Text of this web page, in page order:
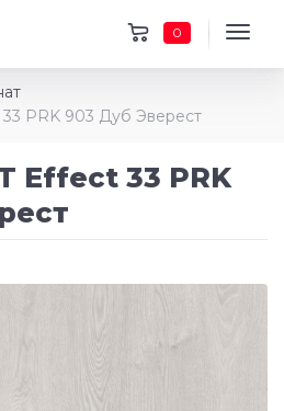
0
PRK 903 Дуб Эверест
Effect 33 PRK